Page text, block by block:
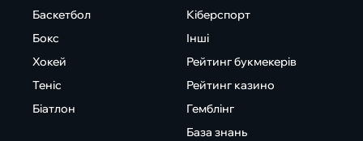
Баскетбол
Бокс
Хокей
Теніс
Біатлон
Кіберспорт
Інші
Рейтинг букмекерів
Рейтинг казино
Гемблінг
База знань